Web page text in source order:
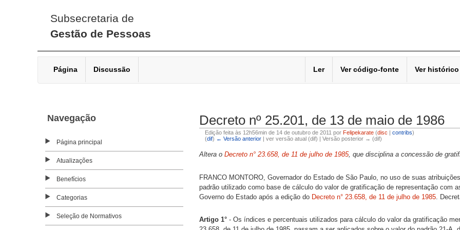
Subsecretaria de
Gestão de Pessoas
Página Discussão Ler Ver código-fonte Ver histórico
Navegação
Página principal
Atualizações
Benefícios
Categorias
Seleção de Normativos
Decreto nº 25.201, de 13 de maio de 1986
Edição feita às 12h56min de 14 de outubro de 2011 por Felipekarate (disc contribs)
(dif) ← Versão anterior | ver versão atual (dif) | Versão posterior → (dif)
Altera oDecreto n° 23.658, de 11 de julho de 1985, que disciplina a concessão de
FRANCO MONTORO, Governador do Estado de São Paulo, no uso de suas
padrão utilizado como base de cálculo do valor de gratificação de representação com
Governo do Estado após a edição do Decreto n° 23.658, de 11 de julho de 1985 .
Artigo 1° - Os índices e percentuais utilizados para cálculo do valor da gratificação